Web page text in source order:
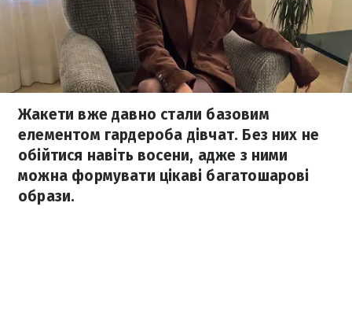
Жакети вже давно стали базовим
елементом гардероба дівчат. Без них не
обійтися навіть восени, адже з ними
можна формувати цікаві багатошарові
образи.